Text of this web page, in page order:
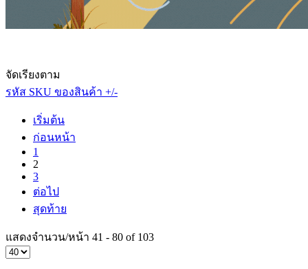
จัดเรียงตาม
รหัส SKU ของสินค้า +/-
เริ่มต้น
ก่อนหน้า
1
2
3
ต่อไป
สุดท้าย
แสดงจำนวน/หน้า 41 - 80 of 103